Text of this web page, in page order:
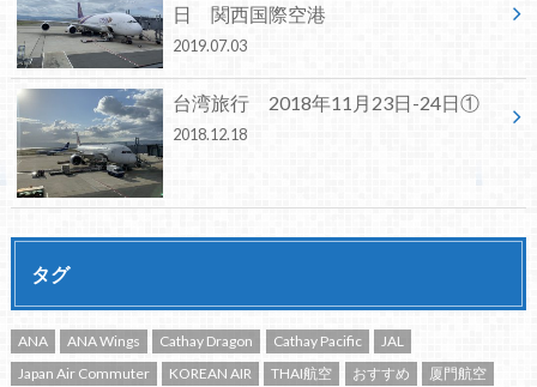
日 関西国際空港
2019.07.03
台湾旅行 2018年11月23日-24日①
2018.12.18
タグ
ANA ANA Wings Cathay Dragon Cathay Pacific
JAL
Japan Air Commuter
KOREAN AIR THAI航空 おすすめ 厦門航空